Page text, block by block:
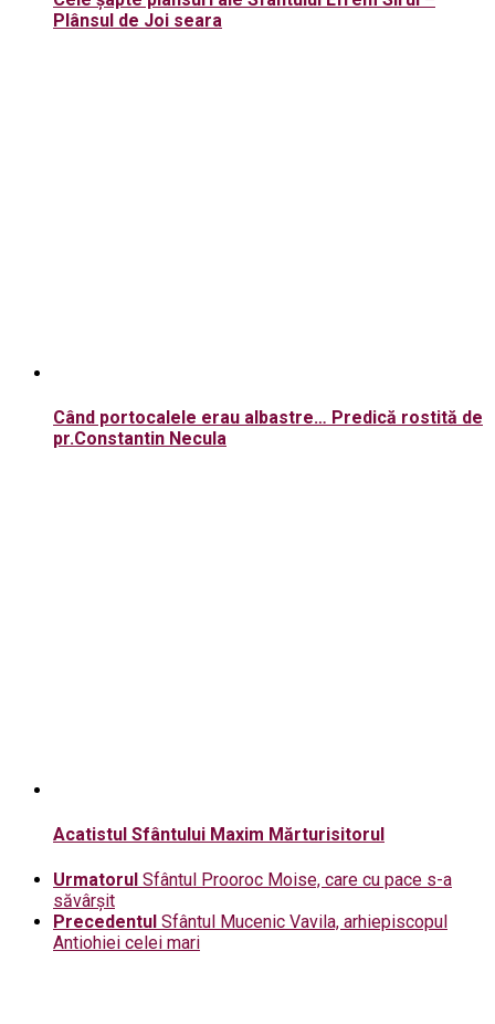
Plânsul de Joi seara
Când portocalele erau albastre… Predică rostită de
pr.Constantin Necula
Acatistul Sfântului Maxim Mărturisitorul
Urmatorul Sfântul Prooroc Moise, care cu pace s-a
săvârșit
Precedentul Sfântul Mucenic Vavila, arhiepiscopul
Antiohiei celei mari